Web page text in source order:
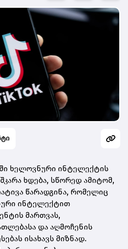
ხელოვნური ინტელექტის
ხდება, სწორედ ამიტომ,
წარადგინა, რომელიც
ინტელექტით
მართვას,
და აღმოჩენის
ისახავს მიზნად.